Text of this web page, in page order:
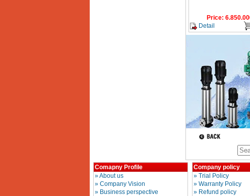
Price:
Detail
Comapny Profile
»About us
» Company Vision
» Business perspective
Company policy
» Trial Policy
» Warranty Policy
» Refund policy